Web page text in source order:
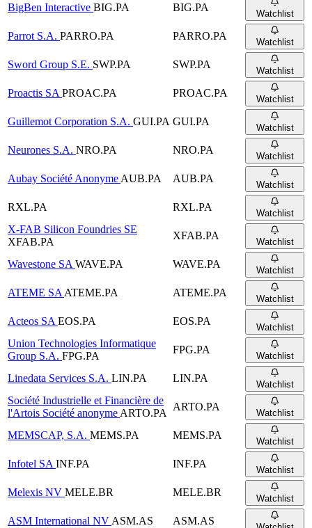
BigBen Interactive BIG.PA BIG.PA
Watchlist
Parrot S.A. PARRO.PA PARRO.PA
Watchlist
Sword Group S.E. SWP.PA SWP.PA
Watchlist
Proactis SA PROAC.PA PROAC.PA
Watchlist
Guillemot Corporation S.A. GUI.PA GUI.PA
Watchlist
Neurones S.A. NRO.PA NRO.PA
Watchlist
Aubay Société Anonyme AUB.PA AUB.PA
Watchlist
RXL.PA RXL.PA
Watchlist
X-FAB Silicon Foundries SE
XFAB.PA
XFAB.PA
Watchlist
Wavestone SA WAVE.PA WAVE.PA
Watchlist
ATEME SA ATEME.PA ATEME.PA
Watchlist
Acteos SA EOS.PA EOS.PA
Watchlist
Union Technologies Informatique
Group S.A. FPG.PA
FPG.PA
Watchlist
Linedata Services S.A. LIN.PA LIN.PA
Watchlist
Société Industrielle et Financière de
l'Artois Société anonyme ARTO.PA
ARTO.PA
Watchlist
MEMSCAP, S.A. MEMS.PA MEMS.PA
Watchlist
Infotel SA INF.PA INF.PA
Watchlist
Melexis NV MELE.BR MELE.BR
Watchlist
ASM International NV ASM.AS ASM.AS